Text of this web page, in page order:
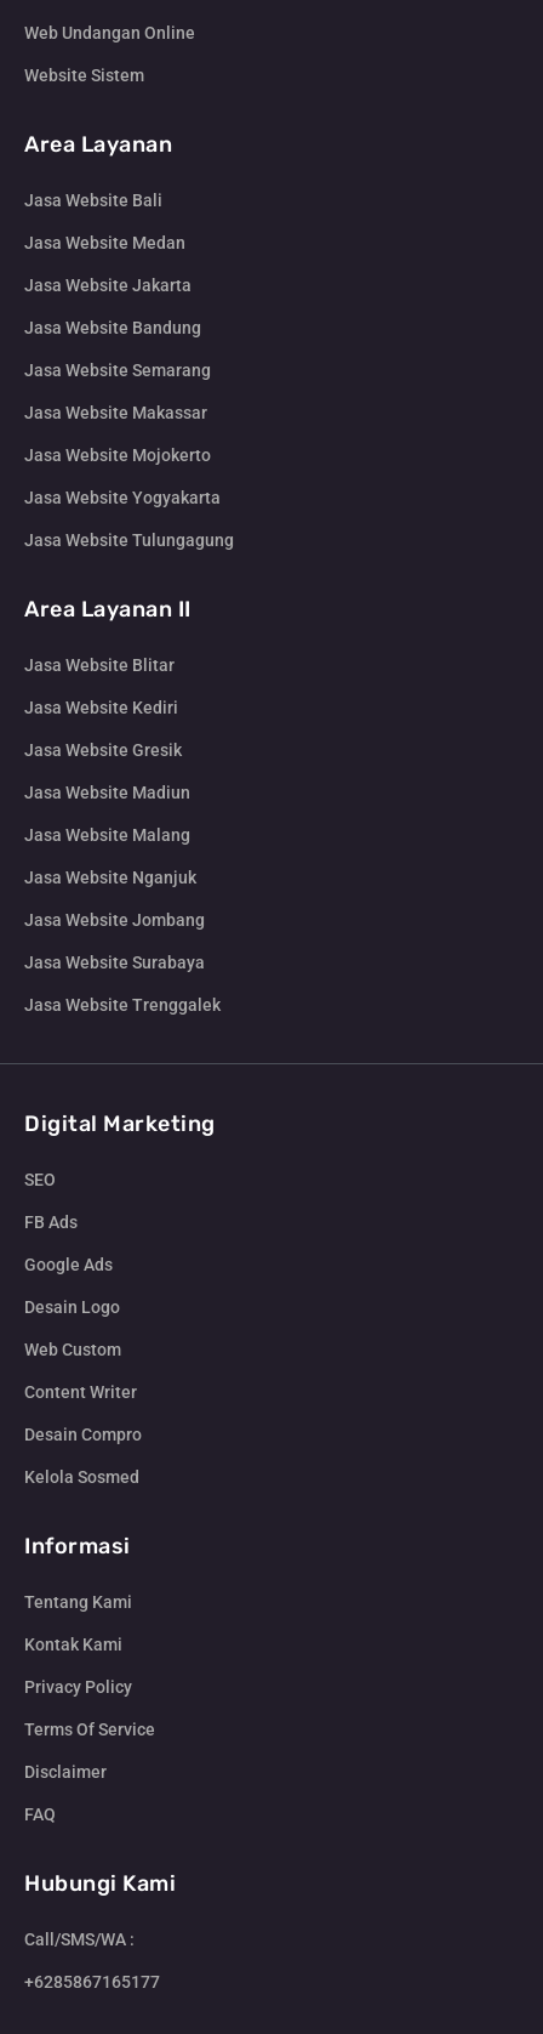
Web Undangan Online
Website Sistem
Area Layanan
Jasa Website Bali
Jasa Website Medan
Jasa Website Jakarta
Jasa Website Bandung
Jasa Website Semarang
Jasa Website Makassar
Jasa Website Mojokerto
Jasa Website Yogyakarta
Jasa Website Tulungagung
Area Layanan II
Jasa Website Blitar
Jasa Website Kediri
Jasa Website Gresik
Jasa Website Madiun
Jasa Website Malang
Jasa Website Nganjuk
Jasa Website Jombang
Jasa Website Surabaya
Jasa Website Trenggalek
Digital Marketing
SEO
FB Ads
Google Ads
Desain Logo
Web Custom
Content Writer
Desain Compro
Kelola Sosmed
Informasi
Tentang Kami
Kontak Kami
Privacy Policy
Terms Of Service
Disclaimer
FAQ
Hubungi Kami
Call/SMS/WA :
+6285867165177